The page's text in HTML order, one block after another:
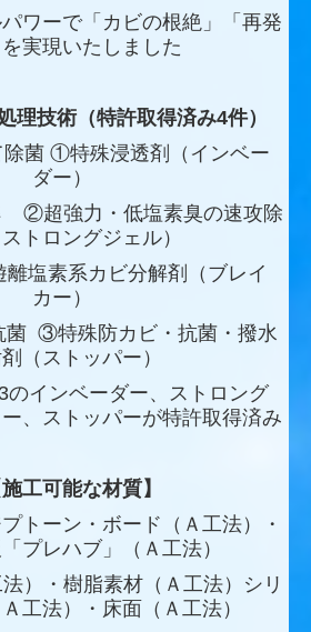
ワーで「カビの根絶」「再発
実現いたしました
理技術（特許取得済み4件）
除菌 ①特殊浸透剤（インベー
ダー）
②超強力・低塩素臭の速攻除
トロングジェル）
カビ分解剤（ブレイ
カー）
菌 ③特殊防カビ・抗菌・撥水
（ストッパー）
のインベーダー、ストロング
、ストッパーが特許取得済み
工可能な材質】
トーン・ボード（Ａ工法）・
プレハブ」（Ａ工法）
）・樹脂素材（Ａ工法）シリ
工法）・床面（Ａ工法）